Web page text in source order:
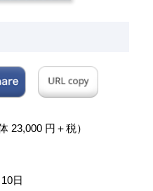
23,000 円＋税）
日